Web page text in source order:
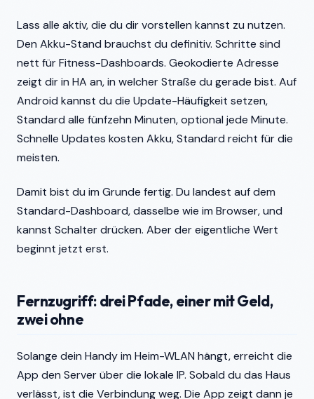
Lass alle aktiv, die du dir vorstellen kannst zu nutzen.
Den Akku-Stand brauchst du definitiv. Schritte sind
nett für Fitness-Dashboards. Geokodierte Adresse
zeigt dir in HA an, in welcher Straße du gerade bist. Auf
Android kannst du die Update-Häufigkeit setzen,
Standard alle fünfzehn Minuten, optional jede Minute.
Schnelle Updates kosten Akku, Standard reicht für die
meisten.
Damit bist du im Grunde fertig. Du landest auf dem
Standard-Dashboard, dasselbe wie im Browser, und
kannst Schalter drücken. Aber der eigentliche Wert
beginnt jetzt erst.
Fernzugriff: drei Pfade, einer mit Geld,
zwei ohne
Solange dein Handy im Heim-WLAN hängt, erreicht die
App den Server über die lokale IP. Sobald du das Haus
verlässt, ist die Verbindung weg. Die App zeigt dann je